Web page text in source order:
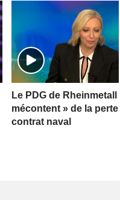
Le PDG de
mécontent » de la
contrat naval